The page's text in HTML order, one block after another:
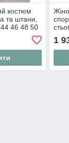
костюм
та штани,
46 48 50
1